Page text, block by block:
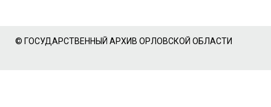
© ГОСУДАРСТВЕННЫЙ АРХИВ ОРЛОВСКОЙ ОБЛАСТИ